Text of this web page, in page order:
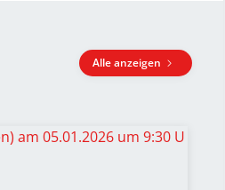
Alle anzeigen